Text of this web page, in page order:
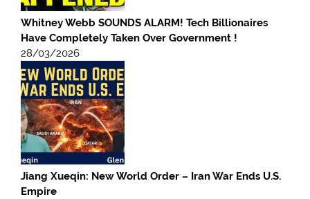
Whitney Webb SOUNDS ALARM! Tech Billionaires
Have Completely Taken Over Government !
28/03/2026
Jiang Xueqin: New World Order – Iran War Ends U.S.
Empire